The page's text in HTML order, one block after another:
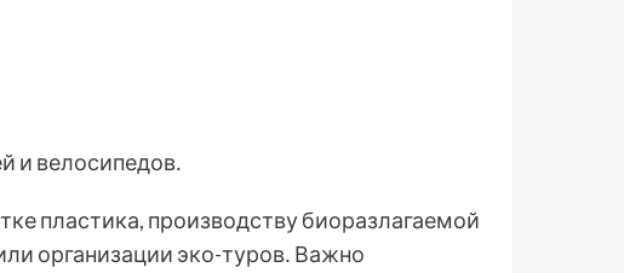
и велосипедов․
пластика, производству биоразлагаемой
организации эко-туров․ Важно